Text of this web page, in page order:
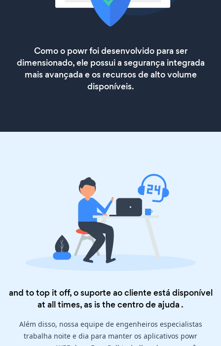
Como o powr foi desenvolvido para ser
dimensionado, ele possui a segurança integrada
mais avançada e os recursos de alto volume
disponíveis.
and to top it off, o suporte ao cliente está disponível
at all times, as is thecentro de ajuda .
Além disso, nossa equipe de engenheiros especialistas
trabalha noite e dia para manter os aplicativos powr